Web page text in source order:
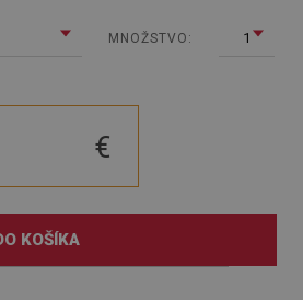
MNOŽSTVO: 1
€
KOŠÍKA